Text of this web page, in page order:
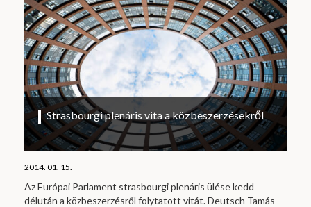
Strasbourgi plenáris vita a közbeszerzésekről
2014. 01. 15.
Az Európai Parlament strasbourgi plenáris ülése kedd
délután a közbeszerzésről folytatott vitát. Deutsch Tamás